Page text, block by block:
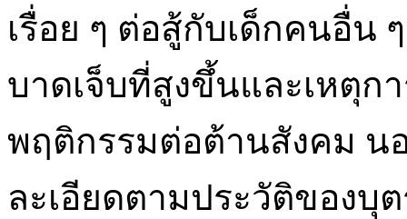
เรื่อย ๆ ต่อสู้กับเด็กคนอื่น
บาดเจ็บที่สูงขึ้นและเหตุก
พฤติกรรมต่อต้านสังคม น
ละเอียดตามประวัติของบุ